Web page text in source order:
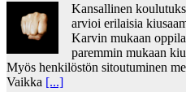
Kansallinen
arvioi erilaisia
Karvin mukaan
paremmin mukaan
Myös henkilöstön sitoutuminen
Vaikka [...]